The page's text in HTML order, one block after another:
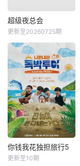
超级夜总会
更新至20260725期
你钱我花独担旅行5
更新至10期